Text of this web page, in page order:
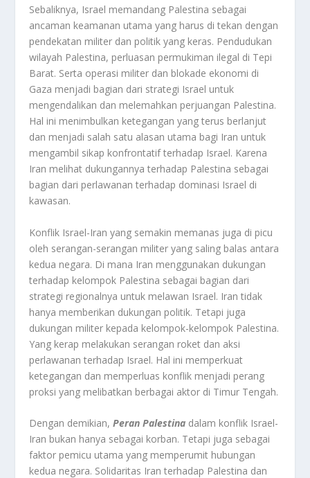
Sebaliknya, Israel memandang Palestina sebagai
ancaman keamanan utama yang harus di tekan dengan
pendekatan militer dan politik yang keras. Pendudukan
wilayah Palestina, perluasan permukiman ilegal di Tepi
Barat. Serta operasi militer dan blokade ekonomi di
Gaza menjadi bagian dari strategi Israel untuk
mengendalikan dan melemahkan perjuangan Palestina.
Hal ini menimbulkan ketegangan yang terus berlanjut
dan menjadi salah satu alasan utama bagi Iran untuk
mengambil sikap konfrontatif terhadap Israel. Karena
Iran melihat dukungannya terhadap Palestina sebagai
bagian dari perlawanan terhadap dominasi Israel di
kawasan.
Konflik Israel-Iran yang semakin memanas juga di picu
oleh serangan-serangan militer yang saling balas antara
kedua negara. Di mana Iran menggunakan dukungan
terhadap kelompok Palestina sebagai bagian dari
strategi regionalnya untuk melawan Israel. Iran tidak
hanya memberikan dukungan politik. Tetapi juga
dukungan militer kepada kelompok-kelompok Palestina.
Yang kerap melakukan serangan roket dan aksi
perlawanan terhadap Israel. Hal ini memperkuat
ketegangan dan memperluas konflik menjadi perang
proksi yang melibatkan berbagai aktor di Timur Tengah.
Dengan demikian,Peran Palestina dalam konflik Israel-
Iran bukan hanya sebagai korban. Tetapi juga sebagai
faktor pemicu utama yang memperumit hubungan
kedua negara. Solidaritas Iran terhadap Palestina dan